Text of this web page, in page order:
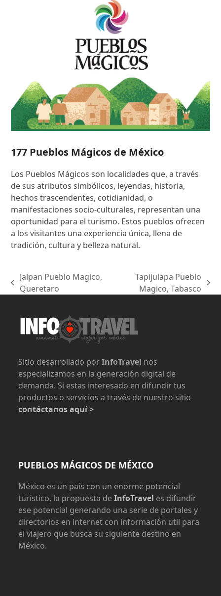
177 Pueblos Mágicos de México
Los Pueblos Mágicos son localidades que, a través
de sus atributos simbólicos, leyendas, historia,
hechos trascendentes, cotidianidad, o
manifestaciones socio-culturales, representan una
oportunidad para el turismo. Estos pueblos ofrecen
a los visitantes una experiencia única, llena de
tradición, cultura y belleza natural.
previous
Jalpan Pueblo Magico,
Queretaro
Tapijulapa Pueblo
Magico, Tabasco
Sitio desarrollado porInfoTravel nos
especializamos en la generación digital de
demanda. Si estas interesado en difundir tus
productos o servicios a través de nuestro sitio
contáctanos aquí >
PUEBLOS MÁGICOS DE MÉXICO
México es un país con un enorme potencial
turístico, la propuesta deInfoTravel es difundir
ese potencial generando una serie de portales y
directorios en internet con información util para
el viajero que busca su siguiente destino en
México.